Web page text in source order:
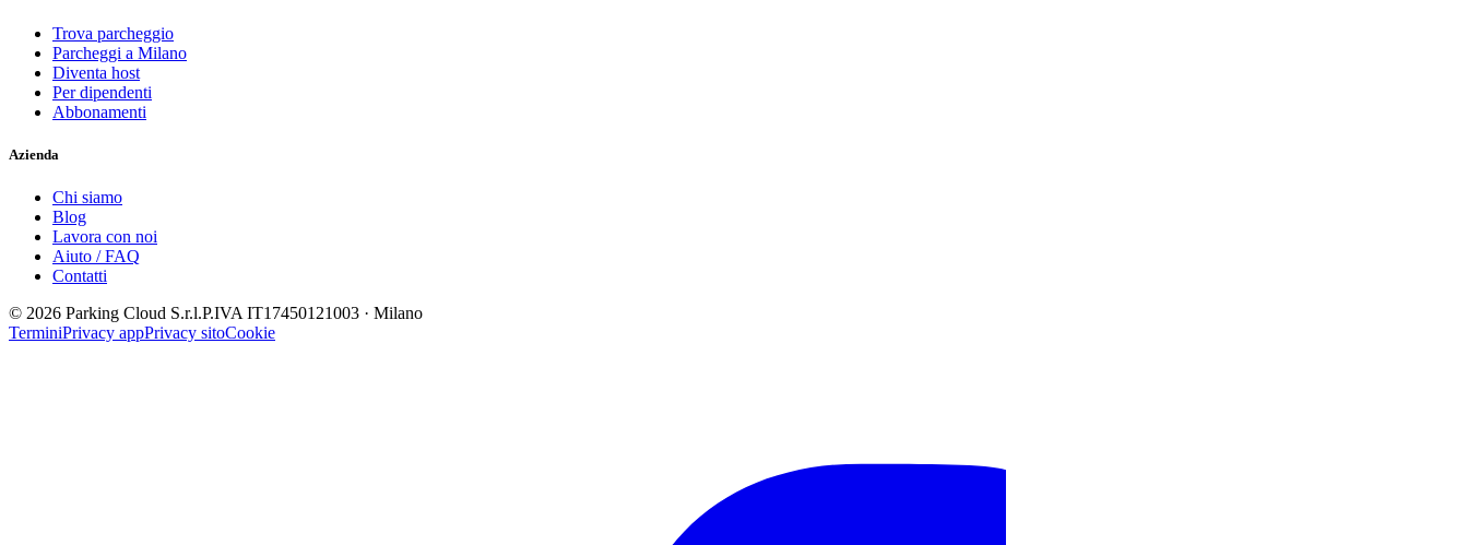
Trova parcheggio
Parcheggi a Milano
Diventa host
Per dipendenti
Abbonamenti
Azienda
Chi siamo
Blog
Lavora con noi
Aiuto / FAQ
Contatti
© 2026 Parking Cloud S.r.l.P.IVA IT17450121003 · Milano
TerminiPrivacy appPrivacy sitoCookie